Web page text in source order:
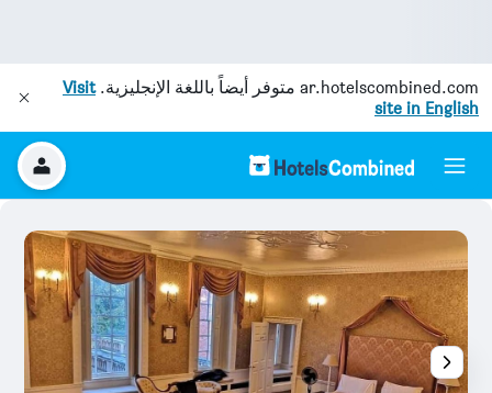
ar.hotelscombined.com متوفر أيضاً باللغة الإنجليزية.Visit
site in English